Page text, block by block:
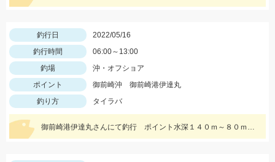
釣行日
2022/05/16
釣行時間
06:00～13:00
釣場
沖・オフショア
ポイント
御前崎沖 御前崎港伊達丸
釣り方
タイラバ
御前崎港伊達丸さんにて釣行 ポイント水深１４０ｍ～８０ｍ 浮き気味のやる気のある真鯛を探す釣り方でした。